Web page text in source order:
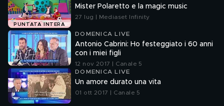
PUNTATA INTERA
Mister Polaretto e la magic music
27 lug | Mediaset Infinity
DOMENICA LIVE
Antonio Cabrini: Ho festeggiato i 60 anni
con i miei figli
12 nov 2017 | Canale 5
DOMENICA LIVE
Un amore durato una vita
01 ott 2017 | Canale 5